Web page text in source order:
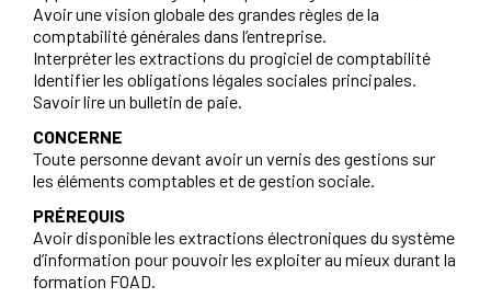
Avoir une vision globale des grandes règles de la
comptabilité générales dans l’entreprise.
Interpréter les extractions du progiciel de comptabilité
Identifier les obligations légales sociales principales.
Savoir lire un bulletin de paie.
CONCERNE
Toute personne devant avoir un vernis des gestions sur
les éléments comptables et de gestion sociale.
PRÉREQUIS
Avoir disponible les extractions électroniques du système
d’information pour pouvoir les exploiter au mieux durant la
formation FOAD.